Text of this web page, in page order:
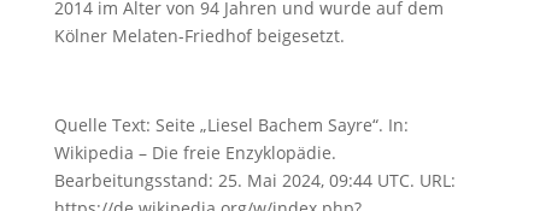
2014 im Alter von 94 Jahren und wurde auf dem
Kölner Melaten-Friedhof beigesetzt.
Quelle Text: Seite „Liesel Bachem Sayre“. In:
Wikipedia – Die freie Enzyklopädie.
Bearbeitungsstand: 25. Mai 2024, 09:44 UTC. URL: